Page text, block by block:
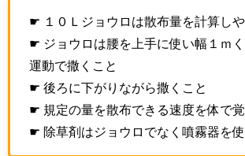
☛ １０Ｌジョウロは散布量を計算し
☛ ジョウロは腰を上手に使い幅１ｍ
運動で撒くこと
☛ 後ろに下がりながら撒くこと
☛ 規定の量を散布できる速度を体で
☛ 除草剤はジョウロでなく噴霧器を